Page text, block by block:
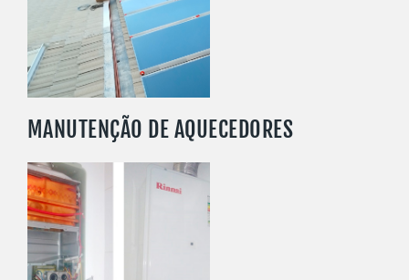
SAIBA MAIS
MANUTENÇÃO DE AQUECEDORES